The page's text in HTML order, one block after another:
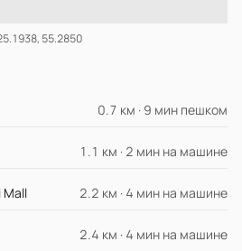
55.2850
0.7 км · 9 мин пешком
1.1 км · 2 мин на машине
Mall 2.2 км · 4 мин на машине
2.4 км · 4 мин на машине